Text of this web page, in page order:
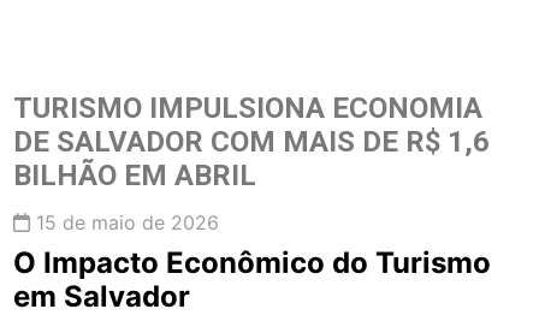
TURISMO IMPULSIONA ECONOMIA
DE SALVADOR COM MAIS DE R$ 1,6
BILHÃO EM ABRIL
15 de maio de 2026
O Impacto Econômico do Turismo
em Salvador